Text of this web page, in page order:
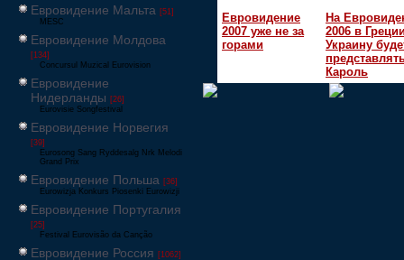
Евровидение Мальта [51]
MESC
Евровидение Молдова
[134]
Concursul Muzical Eurovision
Евровидение
Нидерланды [26]
Eurovisie Songfestival
Евровидение Норвегия
[39]
Eurosong Sang Ryddesalg Nrk Melodi
Grand Prix
Евровидение Польша [36]
Eurowizja Konkurs Piosenki Eurowizji
Евровидение Португалия
[25]
Festival Eurovisão da Canção
Евровидение Россия [1062]
Евровидение
2007 уже не за
горами
На
2006 в
Украину
Кароль